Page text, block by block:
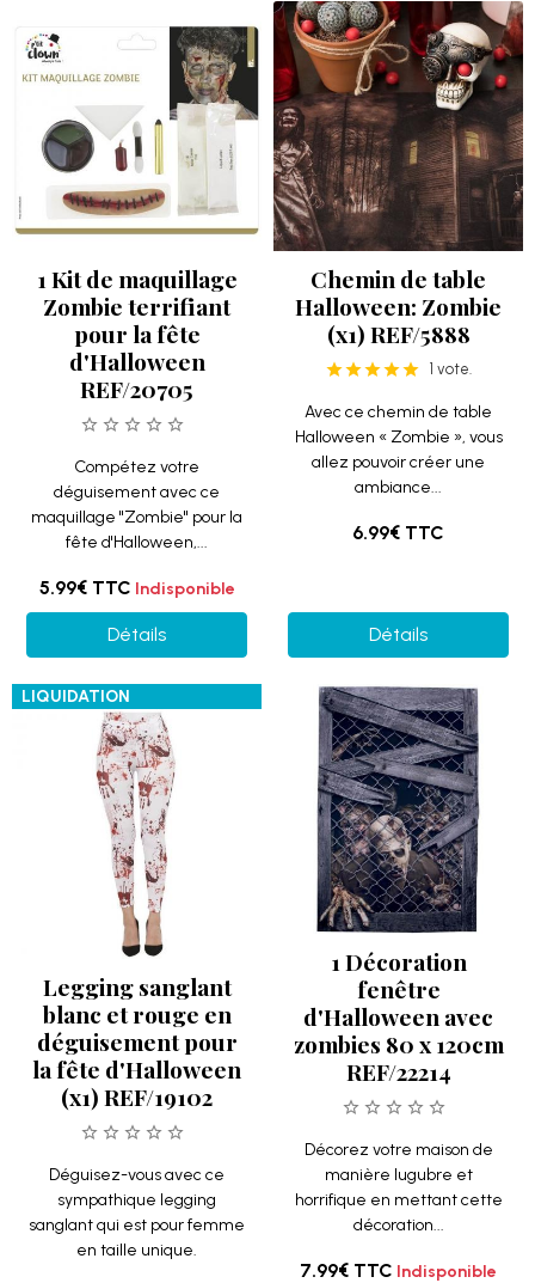
1 Kit de maquillage
Zombie terrifiant
pour la fête
d'Halloween
REF/20705
Compétez votre
déguisement avec ce
maquillage "Zombie" pour la
fête d'Halloween,...
5.99€ TTC Indisponible
Détails
Chemin de table
Halloween: Zombie
(x1) REF/5888
1 vote.
Avec ce chemin de table
Halloween « Zombie », vous
allez pouvoir créer une
ambiance...
6.99€ TTC
Détails
LIQUIDATION
Legging sanglant
blanc et rouge en
déguisement pour
la fête d'Halloween
(x1) REF/19102
Déguisez-vous avec ce
sympathique legging
sanglant qui est pour femme
en taille unique.
1 Décoration
fenêtre
d'Halloween avec
zombies 80 x 120cm
REF/22214
Décorez votre maison de
manière lugubre et
horrifique en mettant cette
décoration...
7.99€ TTC Indisponible